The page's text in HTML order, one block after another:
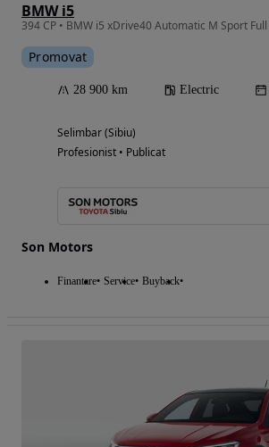
BMW i5
Promovat
28 900 km Electric
Selimbar (Sibiu)
Profesionist • Publicat
Son Motors
Finantare Service Buyback